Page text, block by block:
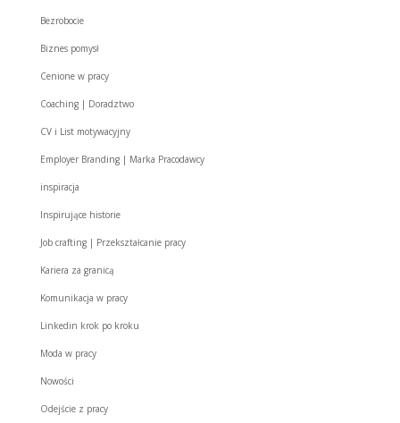
Bezrobocie
Biznes pomysł
Cenione w pracy
Coaching | Doradztwo
CV i List motywacyjny
Employer Branding | Marka Pracodawcy
inspiracja
Inspirujące historie
Job crafting | Przekształcanie pracy
Kariera za granicą
Komunikacja w pracy
Linkedin krok po kroku
Moda w pracy
Nowości
Odejście z pracy